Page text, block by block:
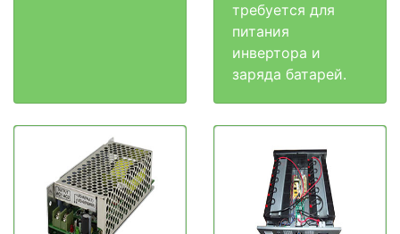
требуется для
питания
инвертора и
заряда батарей.